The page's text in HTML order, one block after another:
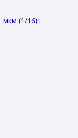
(1/16)